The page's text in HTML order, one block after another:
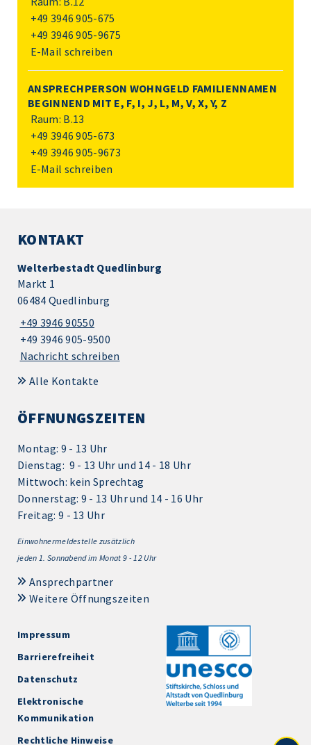
+49 3946 905-675
+49 3946 905-9675
E-Mail schreiben
ANSPRECHPERSON WOHNGELD FAMILIENNAMEN
BEGINNEND MIT E, F, I, J, L, M, V, X, Y, Z
Raum: B.13
+49 3946 905-673
+49 3946 905-9673
E-Mail schreiben
KONTAKT
Welterbestadt Quedlinburg
Markt 1
06484 Quedlinburg
+49 3946 90550
+49 3946 905-9500
Nachricht schreiben
Alle Kontakte
ÖFFNUNGSZEITEN
Montag: 9 - 13 Uhr
Dienstag: 9 - 13 Uhr und 14 - 18 Uhr
Mittwoch: kein Sprechtag
Donnerstag: 9 - 13 Uhr und 14 - 16 Uhr
Freitag: 9 - 13 Uhr
Einwohnermeldestelle zusätzlich
jeden 1. Sonnabend im Monat 9 - 12 Uhr
Ansprechpartner
Weitere Öffnungszeiten
Impressum
Barrierefreiheit
Datenschutz
Elektronische
Kommunikation
Rechtliche Hinweise